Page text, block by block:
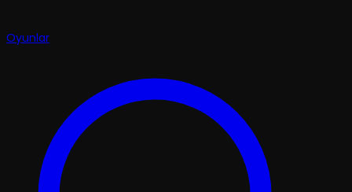
Oyunlar